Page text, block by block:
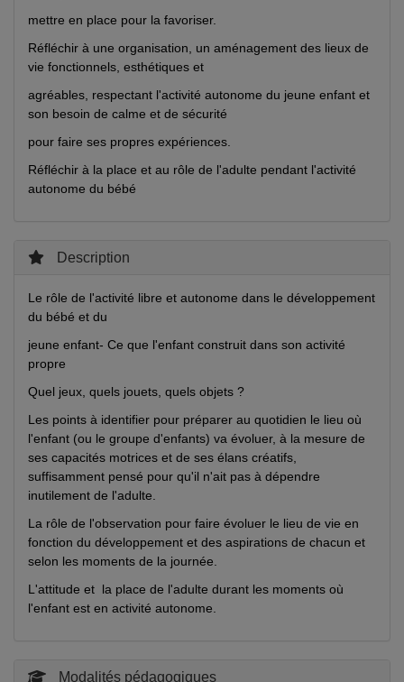
mettre en place pour la favoriser.
Réfléchir à une organisation, un aménagement des lieux de
vie fonctionnels, esthétiques et
agréables, respectant l'activité autonome du jeune enfant et
son besoin de calme et de sécurité
pour faire ses propres expériences.
Réfléchir à la place et au rôle de l'adulte pendant l'activité
autonome du bébé
Description
Le rôle de l'activité libre et autonome dans le développement
du bébé et du
jeune enfant- Ce que l'enfant construit dans son activité
propre
Quel jeux, quels jouets, quels objets ?
Les points à identifier pour préparer au quotidien le lieu où
l'enfant (ou le groupe d'enfants) va évoluer, à la mesure de
ses capacités motrices et de ses élans créatifs,
suffisamment pensé pour qu'il n'ait pas à dépendre
inutilement de l'adulte.
La rôle de l'observation pour faire évoluer le lieu de vie en
fonction du développement et des aspirations de chacun et
selon les moments de la journée.
L'attitude et la place de l'adulte durant les moments où
l'enfant est en activité autonome.
Modalités pédagogiques